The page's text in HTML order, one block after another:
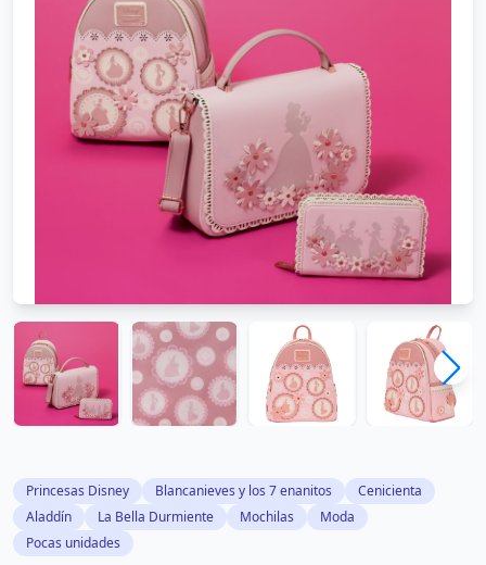
Princesas Disney Blancanieves y los 7 enanitos
Cenicienta
Aladdín
La Bella Durmiente Mochilas
Moda
Pocas unidades